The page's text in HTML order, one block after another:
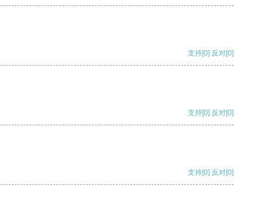
支持[0] 反对[0]
支持[0] 反对[0]
支持[0] 反对[0]